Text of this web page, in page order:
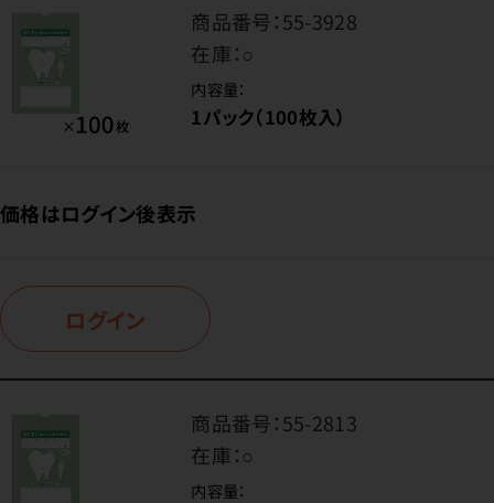
商品番号：55-3928
在庫：○
内容量：
1パック（100枚入）
価格はログイン後表示
ログイン
商品番号：55-2813
在庫：○
内容量：